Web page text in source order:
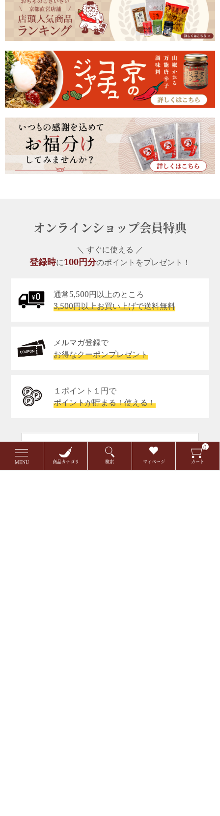
MENU 商品カテゴリ 検索 マイページ
0
カート
オンラインショップ会員特典
＼ すぐに使える ／
登録時に100円分のポイントをプレゼント！
通常5,500円以上のところ
3,500円以上お買い上げで送料無料
メルマガ登録で
お得なクーポンプレゼント
１ポイント１円で
ポイントが貯まる！使える！
会員特典について詳しく見る